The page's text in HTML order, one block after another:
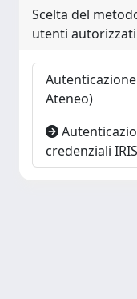
Scelta del
utenti
Ateneo)
credenziali